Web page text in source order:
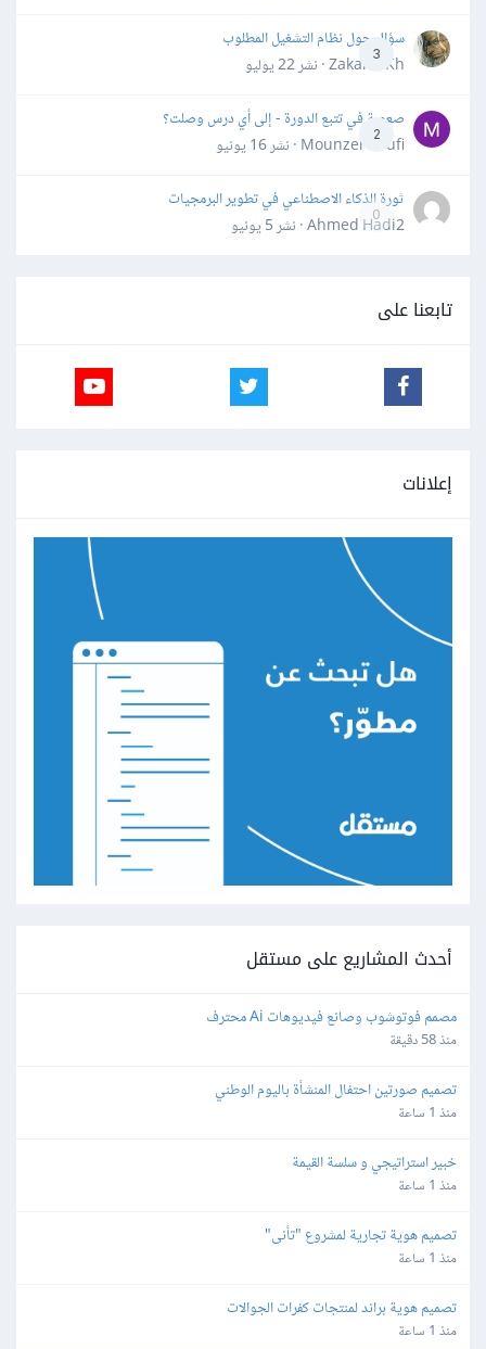
3
سؤال حول نظام التشغيل المطلوب
Zakaria Kh · نشر
22 يوليو
2
صعوبة في تتبع الدورة - إلى أي درس وصلت؟
Mounzer Soufi · نشر
16 يونيو
0
ثورة الذكاء الاصطناعي في تطوير البرمجيات
Ahmed Hadi2 · نشر
5 يونيو
تابعنا على
إعلانات
أحدث المشاريع على مستقل
مصمم فوتوشوب وصانع فيديوهات Ai محترف
منذ 58 دقيقة
تصميم صورتين احتفال المنشأة باليوم الوطني
منذ 1 ساعة
خبير استراتيجي و سلسة القيمة
منذ 1 ساعة
تصميم هوية تجارية لمشروع "تأنى"
منذ 1 ساعة
تصميم هوية براند لمنتجات كفرات الجوالات
منذ 1 ساعة